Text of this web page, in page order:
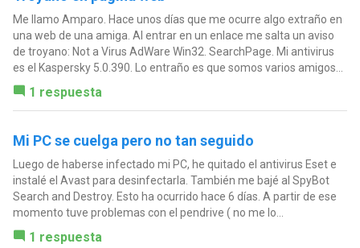
Me llamo Amparo. Hace unos días que me ocurre algo extraño en
una web de una amiga. Al entrar en un enlace me salta un aviso
de troyano: Not a Virus AdWare Win32. SearchPage. Mi antivirus
es el Kaspersky 5.0.390. Lo entraño es que somos varios amigos...
1 respuesta
Mi PC se cuelga pero no tan seguido
Luego de haberse infectado mi PC, he quitado el antivirus Eset e
instalé el Avast para desinfectarla. También me bajé al SpyBot
Search and Destroy. Esto ha ocurrido hace 6 días. A partir de ese
momento tuve problemas con el pendrive ( no me lo...
1 respuesta